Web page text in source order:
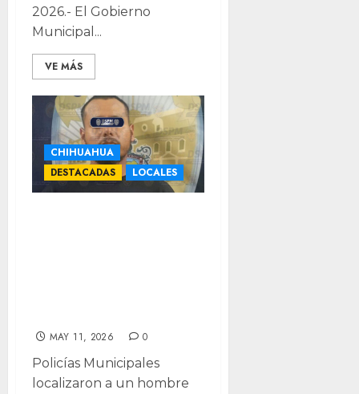
2026.- El Gobierno
Municipal...
VE MÁS
CHIHUAHUA
DESTACADAS
LOCALES
MAY 11, 2026 0
Policías Municipales
localizaron a un hombre